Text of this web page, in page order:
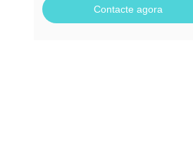
Contacte agora